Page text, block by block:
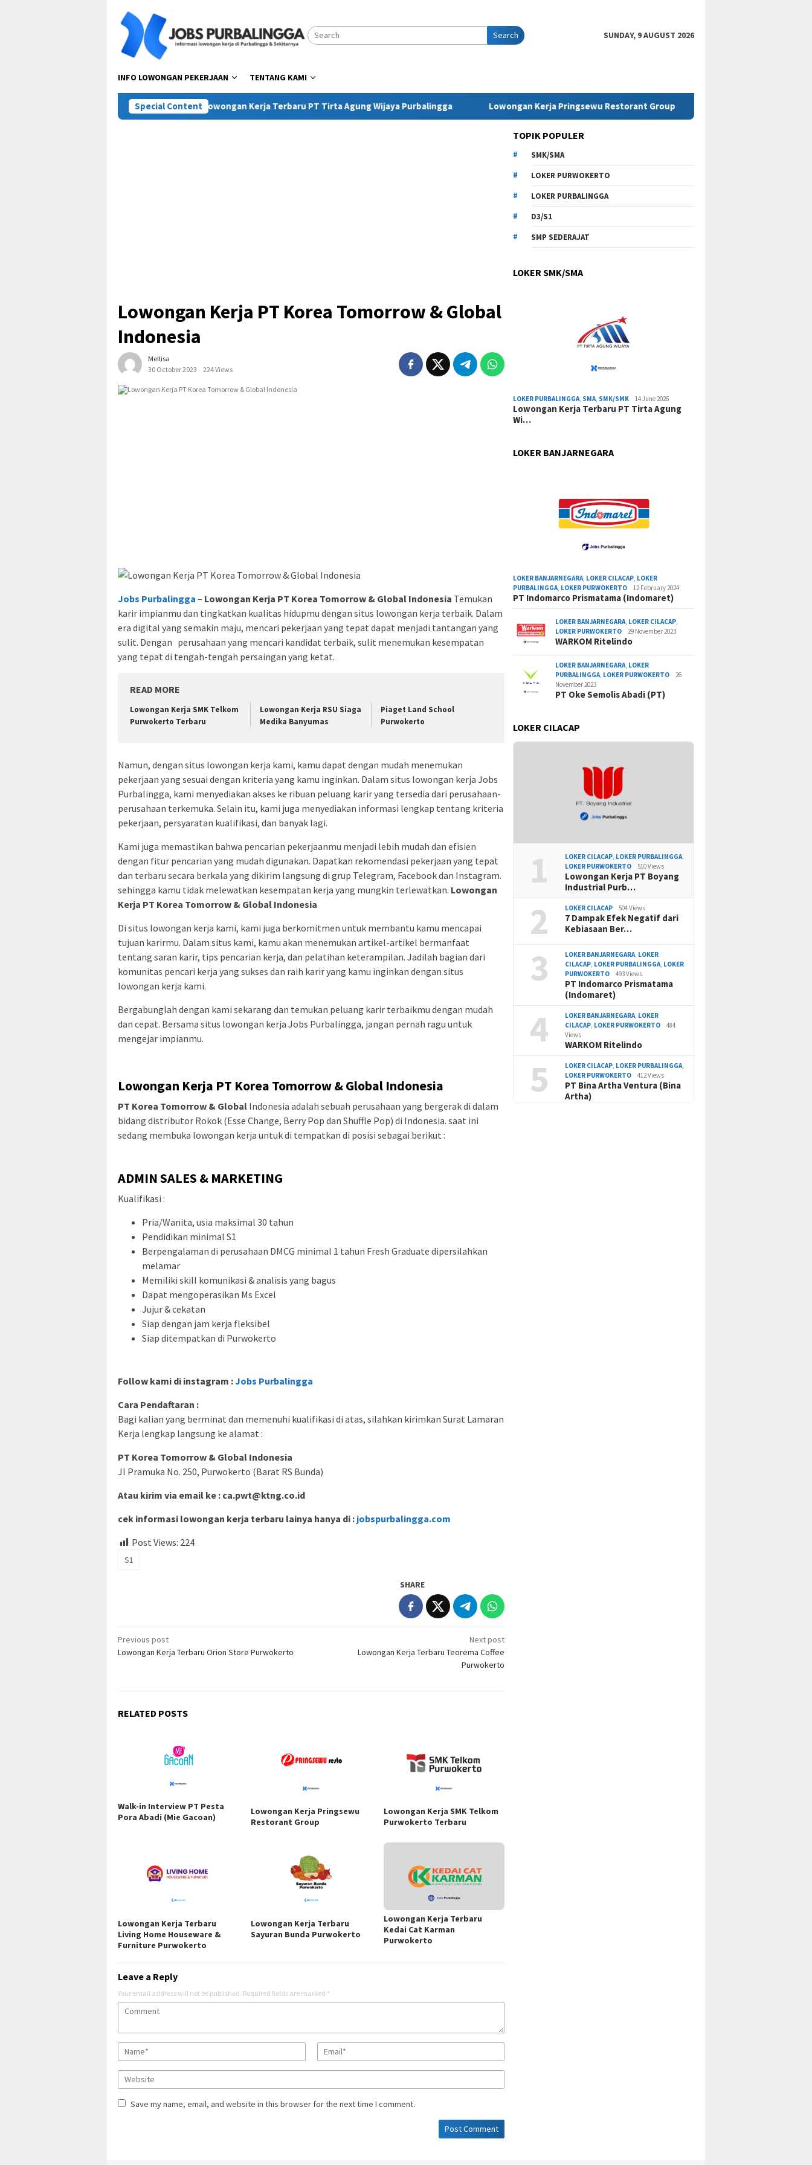
content
Search SUNDAY, 9 AUGUST 2026
INFO LOWONGAN PEKERJAAN TENTANG KAMI
Special Content
Lowongan Kerja Terbaru PT Tirta Agung Wijaya Purbalingga Lowongan Kerja Pringsewu Restorant Group Lowongan Kerja SMK Telkom
Lowongan Kerja PT Korea Tomorrow & Global
Indonesia
Mellisa
30 October 2023
224 Views
Jobs Purbalingga – Lowongan Kerja PT Korea Tomorrow & Global Indonesia Temukan
karir impianmu dan tingkatkan kualitas hidupmu dengan situs lowongan kerja terbaik. Dalam
era digital yang semakin maju, mencari pekerjaan yang tepat dapat menjadi tantangan yang
sulit. Dengan perusahaan yang mencari kandidat terbaik, sulit menemukan kesempatan
yang tepat di tengah-tengah persaingan yang ketat.
READ MORE
Lowongan Kerja SMK Telkom
Purwokerto Terbaru
Lowongan Kerja RSU Siaga
Medika Banyumas
Piaget Land School
Purwokerto
Namun, dengan situs lowongan kerja kami, kamu dapat dengan mudah menemukan
pekerjaan yang sesuai dengan kriteria yang kamu inginkan. Dalam situs lowongan kerja Jobs
Purbalingga, kami menyediakan akses ke ribuan peluang karir yang tersedia dari perusahaan-
perusahaan terkemuka. Selain itu, kami juga menyediakan informasi lengkap tentang kriteria
pekerjaan, persyaratan kualifikasi, dan banyak lagi.
Kami juga memastikan bahwa pencarian pekerjaanmu menjadi lebih mudah dan efisien
dengan fitur pencarian yang mudah digunakan. Dapatkan rekomendasi pekerjaan yang tepat
dan terbaru secara berkala yang dikirim langsung di grup Telegram, Facebook dan Instagram.
sehingga kamu tidak melewatkan kesempatan kerja yang mungkin terlewatkan. Lowongan
Kerja PT Korea Tomorrow & Global Indonesia
Di situs lowongan kerja kami, kami juga berkomitmen untuk membantu kamu mencapai
tujuan karirmu. Dalam situs kami, kamu akan menemukan artikel-artikel bermanfaat
tentang saran karir, tips pencarian kerja, dan pelatihan keterampilan. Jadilah bagian dari
komunitas pencari kerja yang sukses dan raih karir yang kamu inginkan dengan situs
lowongan kerja kami.
Bergabunglah dengan kami sekarang dan temukan peluang karir terbaikmu dengan mudah
dan cepat. Bersama situs lowongan kerja Jobs Purbalingga, jangan pernah ragu untuk
mengejar impianmu.
Lowongan Kerja PT Korea Tomorrow & Global Indonesia
PT Korea Tomorrow & Global Indonesia adalah sebuah perusahaan yang bergerak di dalam
bidang distributor Rokok (Esse Change, Berry Pop dan Shuffle Pop) di Indonesia. saat ini
sedang membuka lowongan kerja untuk di tempatkan di posisi sebagai berikut :
ADMIN SALES & MARKETING
Kualifikasi :
Pria/Wanita, usia maksimal 30 tahun
Pendidikan minimal S1
Berpengalaman di perusahaan DMCG minimal 1 tahun Fresh Graduate dipersilahkan
melamar
Memiliki skill komunikasi & analisis yang bagus
Dapat mengoperasikan Ms Excel
Jujur & cekatan
Siap dengan jam kerja fleksibel
Siap ditempatkan di Purwokerto
Follow kami di instagram :Jobs Purbalingga
Cara Pendaftaran :
Bagi kalian yang berminat dan memenuhi kualifikasi di atas, silahkan kirimkan Surat Lamaran
Kerja lengkap langsung ke alamat :
PT Korea Tomorrow & Global Indonesia
JI Pramuka No. 250, Purwokerto (Barat RS Bunda)
Atau kirim via email ke : ca.pwt@ktng.co.id
cek informasi lowongan kerja terbaru lainya hanya di : jobspurbalingga.com
Post Views: 224
S1
SHARE
Post
navigation
Previous post
Lowongan Kerja Terbaru Orion Store Purwokerto
Next post
Lowongan Kerja Terbaru Teorema Coffee
Purwokerto
RELATED POSTS
Walk-in Interview PT Pesta
Pora Abadi (Mie Gacoan)
Lowongan Kerja Pringsewu
Restorant Group
Lowongan Kerja SMK Telkom
Purwokerto Terbaru
Lowongan Kerja Terbaru
Living Home Houseware &
Furniture Purwokerto
Lowongan Kerja Terbaru
Sayuran Bunda Purwokerto
Lowongan Kerja Terbaru
Kedai Cat Karman
Purwokerto
Leave a Reply
Your email address will not be published. Required fields are marked *
Save my name, email, and website in this browser for the next time I comment.
TOPIK POPULER
SMK/SMA
LOKER PURWOKERTO
LOKER PURBALINGGA
D3/S1
SMP SEDERAJAT
LOKER SMK/SMA
LOKER PURBALINGGA SMA SMK/SMK 14 June 2026
Lowongan Kerja Terbaru PT Tirta Agung
Wi…
LOKER BANJARNEGARA
LOKER BANJARNEGARA LOKER CILACAP LOKER
PURBALINGGA LOKER PURWOKERTO 12 February 2024
PT Indomarco Prismatama (Indomaret)
LOKER BANJARNEGARA LOKER CILACAP
LOKER PURWOKERTO
29 November 2023
WARKOM Ritelindo
LOKER BANJARNEGARA LOKER
PURBALINGGA LOKER PURWOKERTO
26
November 2023
PT Oke Semolis Abadi (PT)
LOKER CILACAP
1 LOKER CILACAP, LOKER PURBALINGGA,
LOKER PURWOKERTO
510 Views
Lowongan Kerja PT Boyang
Industrial Purb…
2 LOKER CILACAP 504 Views
7 Dampak Efek Negatif dari
Kebiasaan Ber…
3 LOKER BANJARNEGARA, LOKER
CILACAP, LOKER PURBALINGGA, LOKER
PURWOKERTO
493 Views
PT Indomarco Prismatama
(Indomaret)
4 LOKER BANJARNEGARA, LOKER
CILACAP, LOKER PURWOKERTO
484
Views
WARKOM Ritelindo
5 LOKER CILACAP, LOKER PURBALINGGA,
LOKER PURWOKERTO
412 Views
PT Bina Artha Ventura (Bina
Artha)